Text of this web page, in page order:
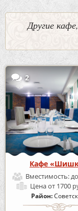
Другие
2
Кафе
Вместимость:
Ценаот 1700
Район: